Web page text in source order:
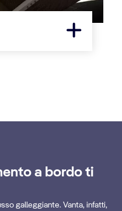
a bordo ti
galleggiante. Vanta, infatti,